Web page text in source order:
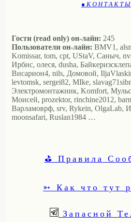
● К О Н Т А К Т Ы
Гости (read only) он-лайн: 245
Пользователи он-лайн: BMV1,
Komissar, tom, cpt, UStaV, Саныч,
Ирбис, олеся, dusha,
Висариoн4, nils, Домовой,
levtomsk, sergei82, MIke,
Электромонтажник, Komfort,
Моисей, prozektor, rinchine2012,
Варламоврф, srv, Rykein, OlgaLab,
moonsafari, Ruslan1984 …
⛳ Правила
➳ Как что тут
Запасной